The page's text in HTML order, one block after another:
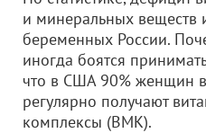
и минеральных веществ
беременных России.
иногда боятся
что в США 90% женщин
регулярно получают
комплексы (ВМК).